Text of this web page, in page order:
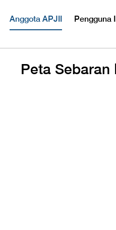
Anggota APJII Pengguna
Peta Sebaran